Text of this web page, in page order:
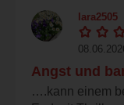
lara2505
Angst und
….kann einem